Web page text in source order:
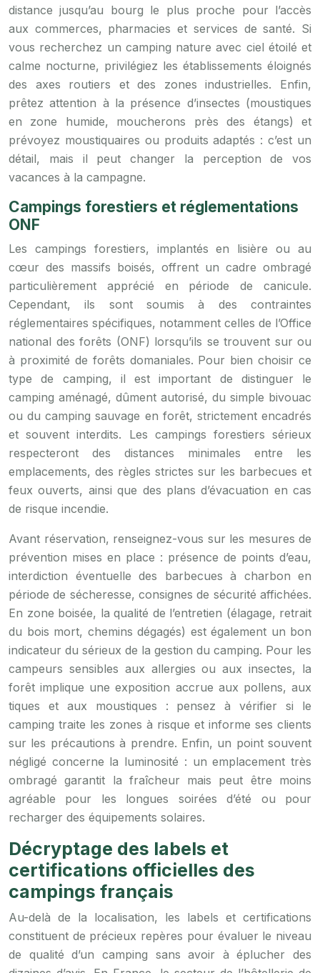
distance jusqu’au bourg le plus proche pour l’accès
aux commerces, pharmacies et services de santé. Si
vous recherchez un camping nature avec ciel étoilé et
calme nocturne, privilégiez les établissements éloignés
des axes routiers et des zones industrielles. Enfin,
prêtez attention à la présence d’insectes (moustiques
en zone humide, moucherons près des étangs) et
prévoyez moustiquaires ou produits adaptés : c’est un
détail, mais il peut changer la perception de vos
vacances à la campagne.
Campings forestiers et réglementations
ONF
Les campings forestiers, implantés en lisière ou au
cœur des massifs boisés, offrent un cadre ombragé
particulièrement apprécié en période de canicule.
Cependant, ils sont soumis à des contraintes
réglementaires spécifiques, notamment celles de l’Office
national des forêts (ONF) lorsqu’ils se trouvent sur ou
à proximité de forêts domaniales. Pour bien choisir ce
type de camping, il est important de distinguer le
camping aménagé, dûment autorisé, du simple bivouac
ou du camping sauvage en forêt, strictement encadrés
et souvent interdits. Les campings forestiers sérieux
respecteront des distances minimales entre les
emplacements, des règles strictes sur les barbecues et
feux ouverts, ainsi que des plans d’évacuation en cas
de risque incendie.
Avant réservation, renseignez-vous sur les mesures de
prévention mises en place : présence de points d’eau,
interdiction éventuelle des barbecues à charbon en
période de sécheresse, consignes de sécurité affichées.
En zone boisée, la qualité de l’entretien (élagage, retrait
du bois mort, chemins dégagés) est également un bon
indicateur du sérieux de la gestion du camping. Pour les
campeurs sensibles aux allergies ou aux insectes, la
forêt implique une exposition accrue aux pollens, aux
tiques et aux moustiques : pensez à vérifier si le
camping traite les zones à risque et informe ses clients
sur les précautions à prendre. Enfin, un point souvent
négligé concerne la luminosité : un emplacement très
ombragé garantit la fraîcheur mais peut être moins
agréable pour les longues soirées d’été ou pour
recharger des équipements solaires.
Décryptage des labels et
certifications officielles des
campings français
Au-delà de la localisation, les labels et certifications
constituent de précieux repères pour évaluer le niveau
de qualité d’un camping sans avoir à éplucher des